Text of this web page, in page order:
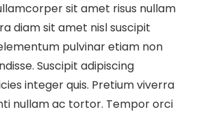
sit amet risus nullam
diam sit amet nisl suscipit
pulvinar etiam non
Suscipit adipiscing
integer quis. Pretium viverra
nullam ac tortor. Tempor orci